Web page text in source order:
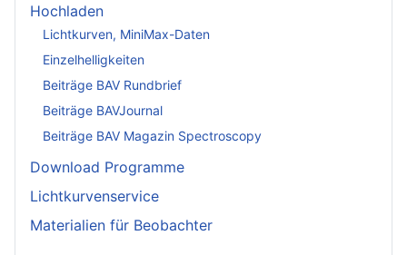
Hochladen
Lichtkurven, MiniMax-Daten
Einzelhelligkeiten
Beiträge BAV Rundbrief
Beiträge BAVJournal
Beiträge BAV Magazin Spectroscopy
Download Programme
Lichtkurvenservice
Materialien für Beobachter